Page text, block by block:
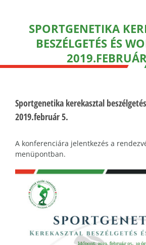
SPORTGENETIKA
BESZÉLGETÉS ÉS
Sportgenetika kerekasztal
2019.február 5.
A konferenciára jelentkezés a
menüpontban.